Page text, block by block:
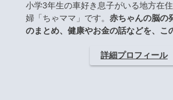
小学3年生の車好き息子がいる地方在
婦「ちゃママ」です。 赤ちゃんの脳の
のまとめ、健康やお金の話などを、こ
詳細プロフィール